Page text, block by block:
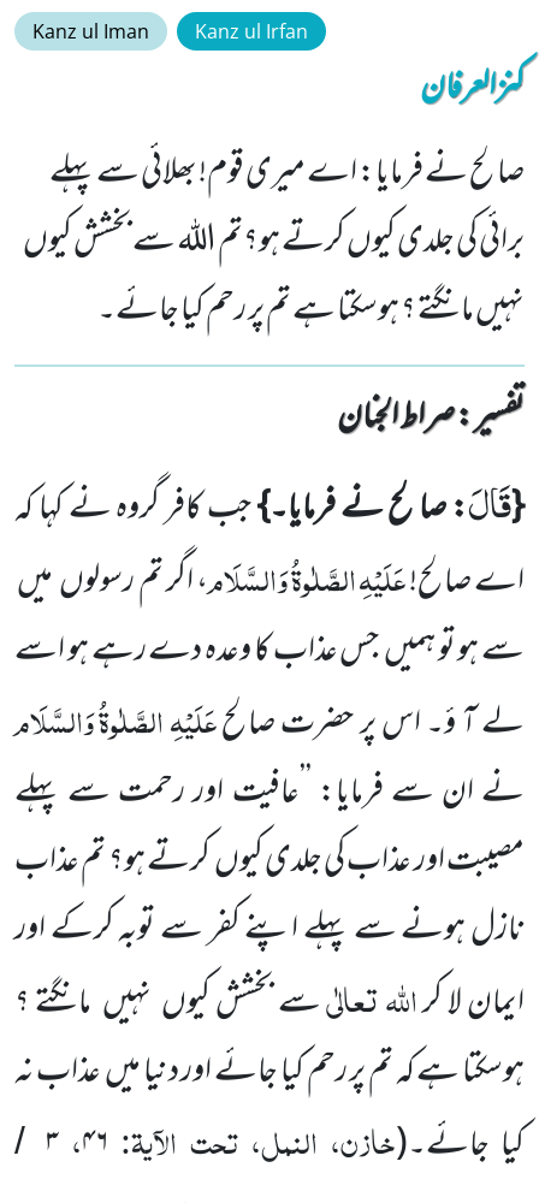
Kanz ul Iman Kanz ul Irfan
کنزالعرفان
صا لح نے فرمایا: اے میری قوم! بھلائی سے پہلے
برائی کی جلدی کیوں کرتے ہو؟تم اللہ سے بخشش کیوں
نہیں مانگتے ؟ ہوسکتا ہے تم پر رحم کیا جائے۔
تفسیر : ‎صراط الجنان
{قَالَ: صا لح نے فرمایا۔}جب کافر گروہ نے کہا کہ
اے صالح!عَلَیْہِالصَّلٰوۃُوَالسَّلَام، اگر تم رسولوں میں
سے ہو تو ہمیں جس عذاب کا وعدہ دے رہے ہو اسے
لے آ ؤ۔ اس پر حضرت صالحعَلَیْہِالصَّلٰوۃُوَالسَّلَام
نے ان سے فرمایا: ’’عافیت اور رحمت سے پہلے
مصیبت اور عذاب کی جلدی کیوں کرتے ہو؟ تم عذاب
نازل ہونے سے پہلے اپنے کفر سے توبہ کرکے اور
ایمان لا کراللہ تعالٰیسے بخشش کیوں نہیں مانگتے ؟
ہوسکتا ہے کہ تم پر رحم کیا جائے اور دنیا میں عذاب نہ
کیا جائے۔(خازن، النمل، تحت الآیۃ: ۴۶، ۳ /